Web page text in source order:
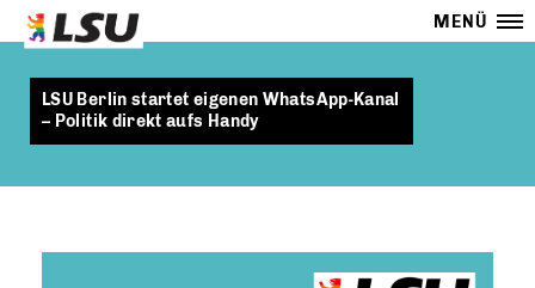
MENÜ
LSU Berlin startet eigenen WhatsApp-Kanal
– Politik direkt aufs Handy